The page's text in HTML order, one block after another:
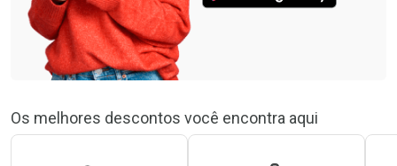
Os melhores descontos você encontra aqui